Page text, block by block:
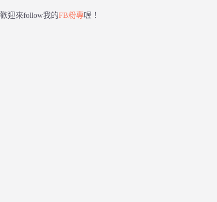
歡迎來follow我的FB粉專喔！